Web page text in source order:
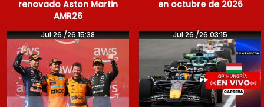
renovado Aston Martin
AMR26
en octubre de 2026
Jul 26 /26 15:38 Jul 26 /26 03:15